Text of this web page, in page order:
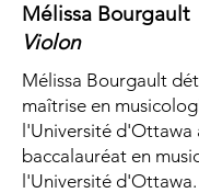
Mélissa Bourgault
Violon
Mélissa Bourgault
maîtrise en
l'Université d'Ottawa
baccalauréat en
l'Université